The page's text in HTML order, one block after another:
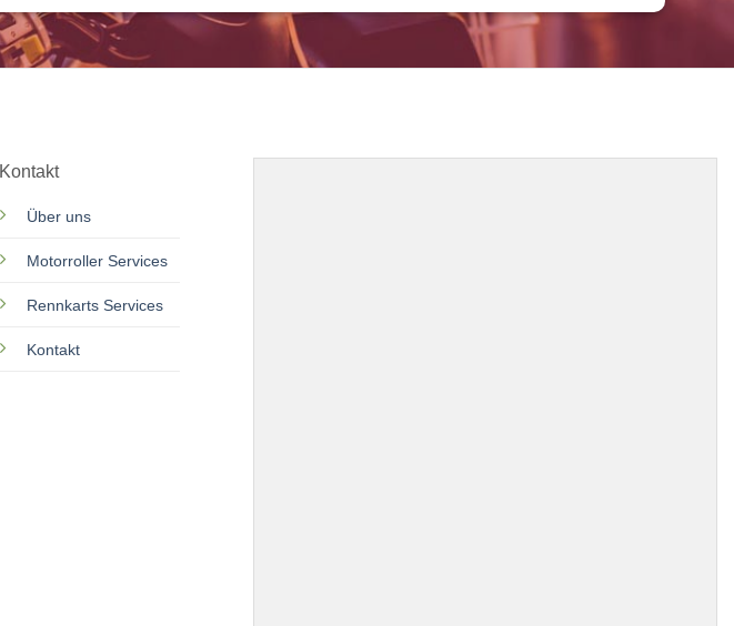
Kontakt
Über uns
Motorroller Services
Rennkarts Services
Kontakt